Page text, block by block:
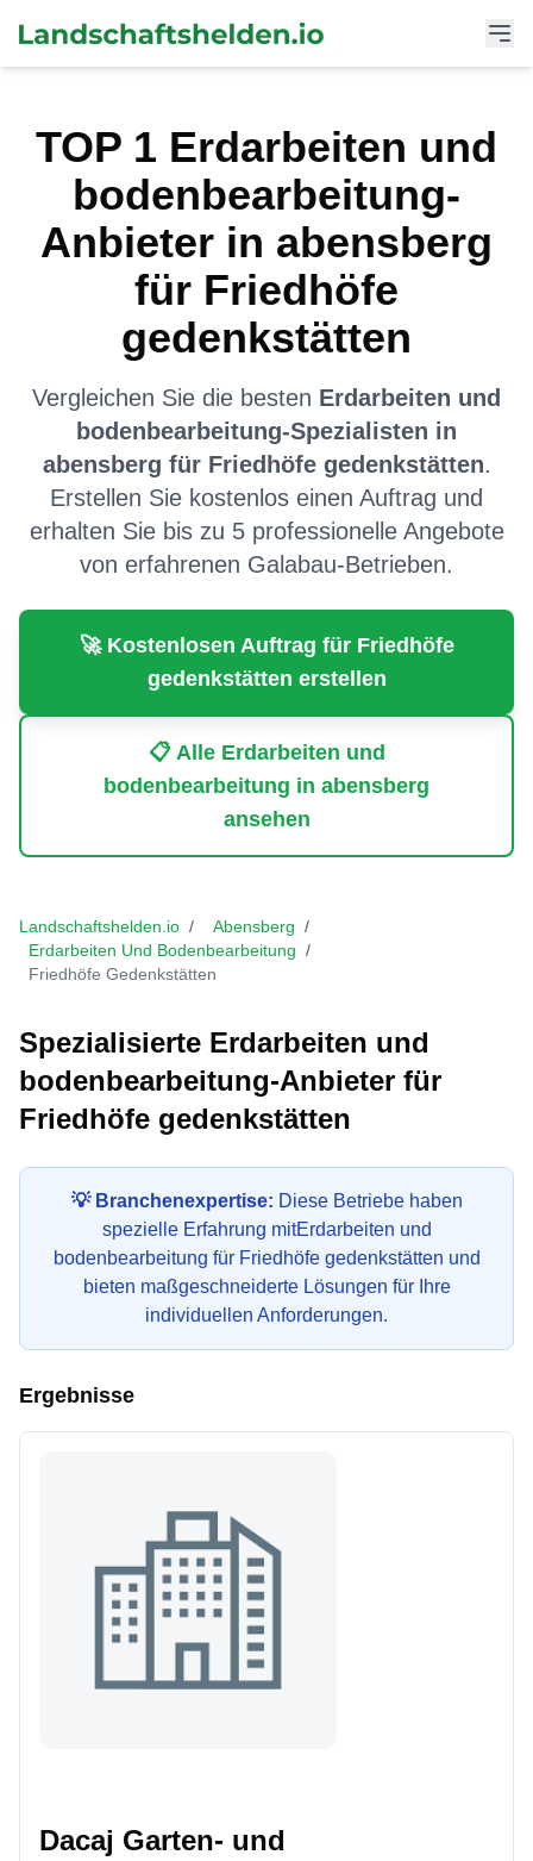
TOP 1 Erdarbeiten und
bodenbearbeitung-
Anbieter in abensberg
für Friedhöfe
gedenkstätten
Vergleichen Sie die besten Erdarbeiten und
bodenbearbeitung-Spezialisten in
abensberg für Friedhöfe gedenkstätten.
Erstellen Sie kostenlos einen Auftrag und
erhalten Sie bis zu 5 professionelle Angebote
von erfahrenen Galabau-Betrieben.
🚀 Kostenlosen Auftrag für Friedhöfe
gedenkstätten erstellen
📋 Alle Erdarbeiten und
bodenbearbeitung in abensberg
ansehen
Landschaftshelden.io / Abensberg /
Erdarbeiten Und Bodenbearbeitung /
Friedhöfe Gedenkstätten
Spezialisierte Erdarbeiten und
bodenbearbeitung-Anbieter für
Friedhöfe gedenkstätten
💡 Branchenexpertise: Diese Betriebe haben
spezielle Erfahrung mitErdarbeiten und
bodenbearbeitung für Friedhöfe gedenkstätten und
bieten maßgeschneiderte Lösungen für Ihre
individuellen Anforderungen.
Ergebnisse
Dacaj Garten- und